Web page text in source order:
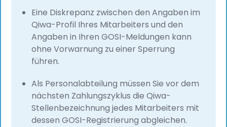
Eine Diskrepanz zwischen den Angaben im
Qiwa-Profil Ihres Mitarbeiters und den
Angaben in Ihren GOSI-Meldungen kann
ohne Vorwarnung zu einer Sperrung
führen.
Als Personalabteilung müssen Sie vor dem
nächsten Zahlungszyklus die Qiwa-
Stellenbezeichnung jedes Mitarbeiters mit
dessen GOSI-Registrierung abgleichen.